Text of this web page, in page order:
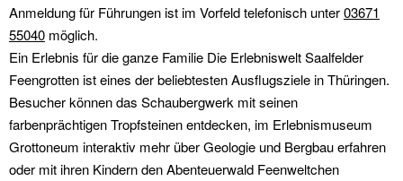
Anmeldung für Führungen ist im Vorfeld telefonisch unter03671
55040 möglich.
Ein Erlebnis für die ganze Familie Die Erlebniswelt Saalfelder
Feengrotten ist eines der beliebtesten Ausflugsziele in Thüringen.
Besucher können das Schaubergwerk mit seinen
farbenprächtigen Tropfsteinen entdecken, im Erlebnismuseum
Grottoneum interaktiv mehr über Geologie und Bergbau erfahren
oder mit ihren Kindern den Abenteuerwald Feenweltchen